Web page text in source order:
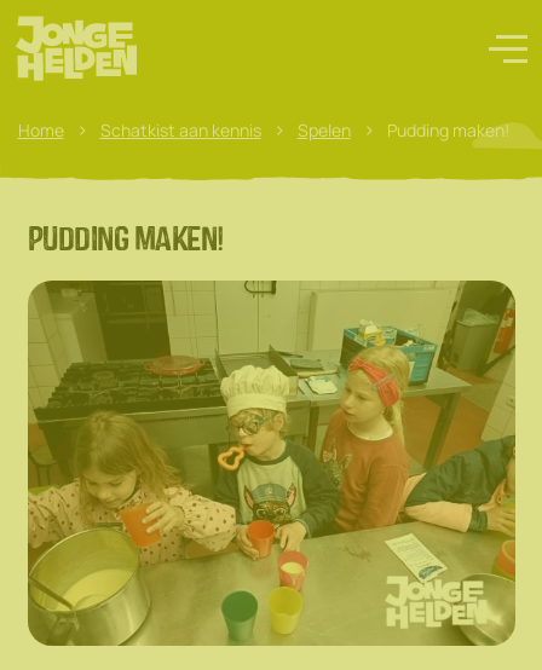
Home > Schatkist aan kennis > Spelen > Pudding maken!
Pudding maken!